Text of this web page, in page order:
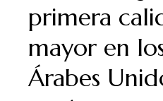
primera
mayor en
Árabes